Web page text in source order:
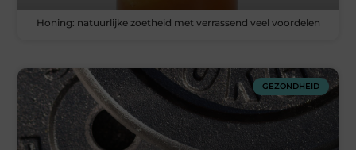
Honing: natuurlijke zoetheid met verrassend veel voordelen
GEZONDHEID